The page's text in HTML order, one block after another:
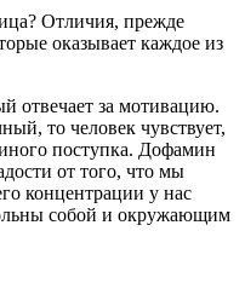
Отличия, прежде
оказывает каждое из
отвечает за мотивацию.
то человек чувствует,
поступка. Дофамин
от того, что мы
концентрации у нас
собой и окружающим